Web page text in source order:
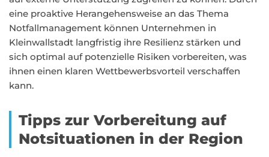
eine proaktive Herangehensweise an das Thema
Notfallmanagement können Unternehmen in
Kleinwallstadt langfristig ihre Resilienz stärken und
sich optimal auf potenzielle Risiken vorbereiten, was
ihnen einen klaren Wettbewerbsvorteil verschaffen
kann.
Tipps zur Vorbereitung auf
Notsituationen in der Region